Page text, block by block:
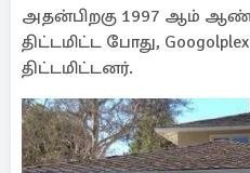
அதன்பிறகு 1997 ஆம்
திட்டமிட்ட போது,
திட்டமிட்டனர்.